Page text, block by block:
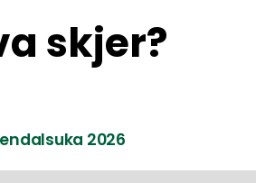
skjer?
2026